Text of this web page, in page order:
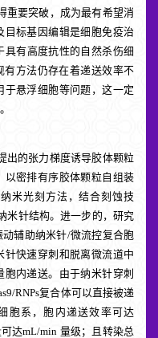
重要突破，成为最有希望消
目标基因编辑是细胞免疫治
具有高度抗性的 自然杀伤细
有方法仍存在着递送效率不
于悬浮细胞等问题，这一定
。
出的张力梯度诱导胶体颗粒
以密排有序胶体颗粒自组装
米光刻方法，结合刻蚀技
米针结构。进一步的，研究
动辅助纳米针/微流控复合胞
针快速穿刺和脱离微流道中
内递送。由于纳米针穿刺
RNPs复合体可以直接被递
胞 系， 胞内递送效率可达
达mL/min 量级 ；且 转染总